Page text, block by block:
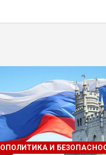
И